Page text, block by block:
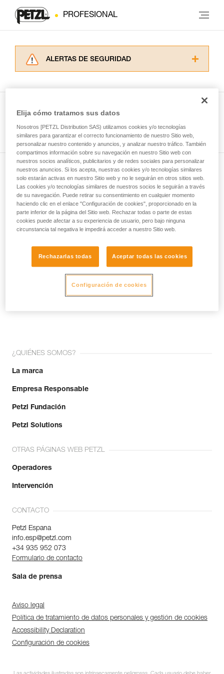
PROFESIONAL
ALERTAS DE SEGURIDAD
Dominar estas técnicas requiere una formación
y un entrenamiento específico. Confirme a
través de un profesional su capacidad para
ejecutar estas técnicas, solo y con total
seguridad, antes de ejecutarlas de forma
autónoma.
Damos ejemplos de técnicas relacionadas con
su actividad. Pueden existir otras que no
describimos aquí.
Ver todas las técnicas
Suscríbase al boletín
y mantente conectado con nuestras noticias
Email *
¡Únete a la comunidad!
¿QUIÉNES SOMOS?
La marca
Empresa Responsable
Petzl Fundación
Petzl Solutions
OTRAS PÁGINAS WEB PETZL
Operadores
Intervención
CONTACTO
Petzl Espana
info.esp@petzl.com
+34 935 952 073
Formulario de contacto
Sala de prensa
Aviso legal
Política de tratamiento de datos personales y gestión de cookies
Accessibility Declaration
Configuración de cookies
Elija cómo tratamos sus datos
Nosotros [PETZL Distribution SAS) utilizamos cookies y/o tecnologías
similares para garantizar el correcto funcionamiento de nuestro Sitio web,
personalizar nuestro contenido y anuncios, y analizar nuestro tráfico. También
compartimos información sobre su navegación en nuestro Sitio web con
nuestros socios analíticos, publicitarios y de redes sociales para personalizar
nuestros anuncios. Si los acepta, nuestras cookies y/o tecnologías similares
solo estarán activas en nuestro Sitio web y no le seguirán en otros sitios web.
Las cookies y/o tecnologías similares de nuestros socios le seguirán a través
de su navegación. Puede retirar su consentimiento en cualquier momento
haciendo clic en el enlace "Configuración de cookies", proporcionado en la
parte inferior de la página del Sitio web. Rechazar todas o parte de estas
cookies puede afectar a su experiencia de usuario, pero bajo ninguna
circunstancia tal negativa le impedirá acceder a nuestro Sitio web.
Rechazarlas todas Aceptar todas las cookies
Configuración de cookies